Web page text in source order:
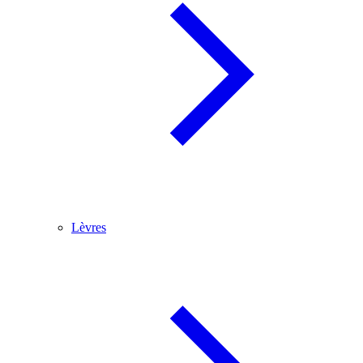
Lèvres